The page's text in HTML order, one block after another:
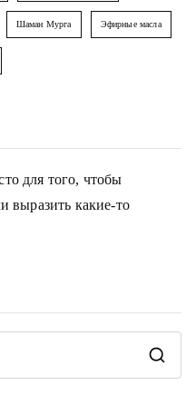
Шаман Мурга Эфирные масла
для того, чтобы
выразить какие-то